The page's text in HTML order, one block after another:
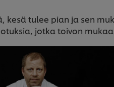
kesä tulee pian ja sen
jotka toivon